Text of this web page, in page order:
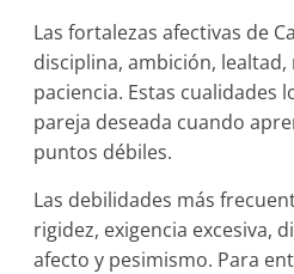
Las fortalezas afectivas de
disciplina, ambición,
paciencia. Estas cualidades
pareja deseada cuando
puntos débiles.
Las debilidades más
rigidez, exigencia excesiva,
afecto y pesimismo. Para